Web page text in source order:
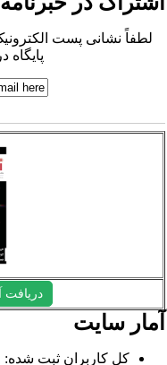
لطفاً نشانی پست
پایگاه
دریافت
سایت
کل کاربران ثبت شده: 2011 کاربر